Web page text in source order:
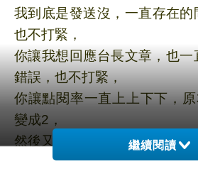
我到底是發送沒 ，一直存在
也不打緊 ，
你讓我想回應台長文章，也
錯誤，也不打緊，
你讓點閱率一直上上下下，
變成2 ，
然後又變正常
，這些完全也不
但是你可知道？雖然我沒有某
繼續閱讀